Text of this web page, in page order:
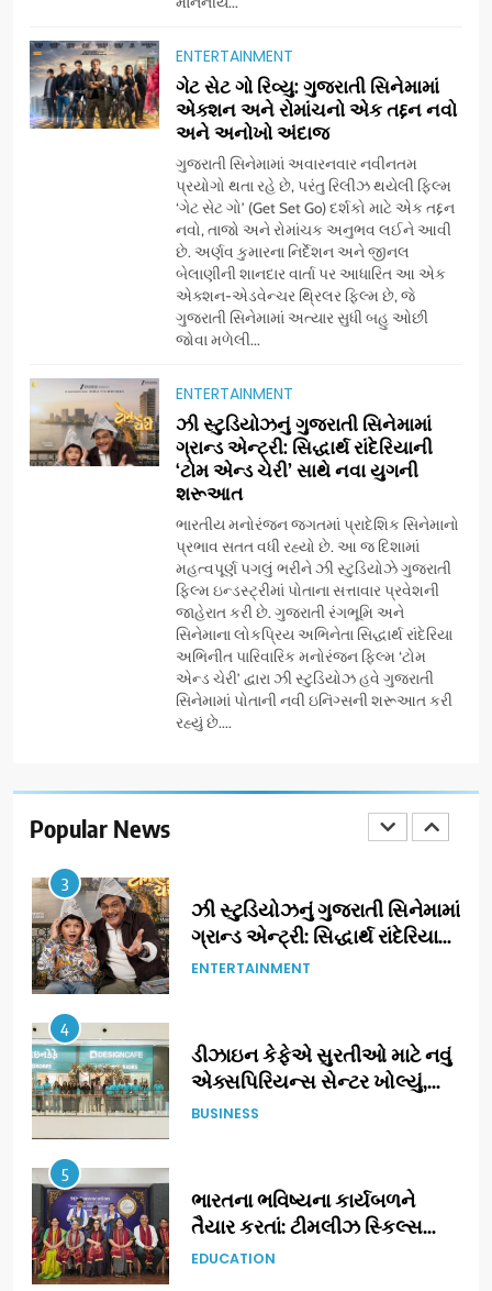
ENTERTAINMENT
ગેટ સેટ ગો રિવ્યુ: ગુજરાતી સિનેમામાં
એક્શન અને રોમાંચનો એક તદ્દન નવો
અને અનોખો અંદાજ
ગુજરાતી સિનેમામાં અવારનવાર નવીનતમ
પ્રયોગો થતા રહે છે, પરંતુ રિલીઝ થયેલી ફિલ્મ
‘ગેટ સેટ ગો’ (Get Set Go) દર્શકો માટે એક તદ્દન
નવો, તાજો અને રોમાંચક અનુભવ લઈને આવી
છે. અર્ણવ કુમારના નિર્દેશન અને જીનલ
બેલાણીની શાનદાર વાર્તા પર આધારિત આ એક
એક્શન-એડવેન્ચર થ્રિલર ફિલ્મ છે, જે
ગુજરાતી સિનેમામાં અત્યાર સુધી બહુ ઓછી
જોવા મળેલી...
ENTERTAINMENT
ઝી સ્ટુડિયોઝનું ગુજરાતી સિનેમામાં
ગ્રાન્ડ એન્ટ્રી: સિદ્ધાર્થ રાંદેરિયાની
‘ટોમ એન્ડ ચેરી’ સાથે નવા યુગની
શરૂઆત
ભારતીય મનોરંજન જગતમાં પ્રાદેશિક સિનેમાનો
પ્રભાવ સતત વધી રહ્યો છે. આ જ દિશામાં
મહત્વપૂર્ણ પગલું ભરીને ઝી સ્ટુડિયોઝે ગુજરાતી
ફિલ્મ ઇન્ડસ્ટ્રીમાં પોતાના સત્તાવાર પ્રવેશની
જાહેરાત કરી છે. ગુજરાતી રંગભૂમિ અને
સિનેમાના લોકપ્રિય અભિનેતા સિદ્ધાર્થ રાંદેરિયા
અભિનીત પારિવારિક મનોરંજન ફિલ્મ ‘ટોમ
એન્ડ ચેરી’ દ્વારા ઝી સ્ટુડિયોઝ હવે ગુજરાતી
સિનેમામાં પોતાની નવી ઇનિંગ્સની શરૂઆત કરી
રહ્યું છે....
Popular News
તૈયાર કરતાં: ટીમલીઝ સ્કિલ્સ
યુનિવર્સિટીએ 65 સ્નાતકોને ડિગ્રી
એનાયત કરી
EDUCATION
ડો. મિતાલી નાગ (આર્ક ઇવેન્ટ્સ)
દ્વારા કિશોર કુમારની જન્મજયંતિ
નિમિત્તે સંગીતમય શ્રદ્ધાંજલિ
AHMEDABAD
177 દેશો અને 52 લાખ દર્શકો:
BUSINESS
8
અમદાવાદમાં યોજાયેલા ‘ઓકલ્ટ
કોન્ક્લેવ 2026’માં ઈન્ટરનેશનલ
ટેરોટ રીડર પુનિતજી લુલ્લા એ ટેરોટ
કાર્ડ રીડિંગ અંગે માહિતી આપી
AHMEDABAD
ફિંગરટિપ્સ દ્વારા “યુનિક
વૃક્ષારોપણ” અંતર્ગત 1 લાખ વૃક્ષો
વાવવાના મહાઅભિયાનનો ભવ્ય
પ્રારંભ
AHMEDABAD
સિનેમામાં એક્શન અને રોમાંચનો
એક તદ્દન નવો અને અનોખો
3
ઝી સ્ટુડિયોઝનું ગુજરાતી સિનેમામાં
ગ્રાન્ડ એન્ટ્રી: સિદ્ધાર્થ રાંદેરિયાની
‘ટોમ એન્ડ ચેરી’ સાથે નવા યુગની
ENTERTAINMENT
4
ડીઝાઇન કેફેએ સુરતીઓ માટે નવું
એક્સપિરિયન્સ સેન્ટર ખોલ્યું,
ગુજરાતમાં પોતાની હાજરી વધુ
BUSINESS
5
ભારતના ભવિષ્યના કાર્યબળને
તૈયાર કરતાં: ટીમલીઝ સ્કિલ્સ
યુનિવર્સિટીએ 65 સ્નાતકોને ડિગ્રી
EDUCATION